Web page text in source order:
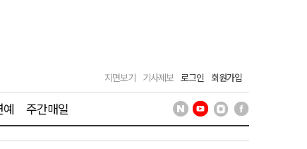
지면보기 기사제보 로그인 회원가입
예 주간매일